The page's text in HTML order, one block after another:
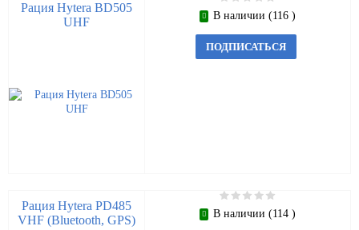
Рация Hytera BD505
UHF
В наличии (116 )
ПОДПИСАТЬСЯ
Рация Hytera PD485
VHF (Bluetooth, GPS)
В наличии (114 )